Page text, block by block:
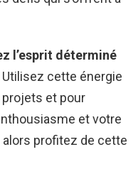
l’esprit déterminé
Utilisez cette énergie
et pour
et votre
profitez de cette